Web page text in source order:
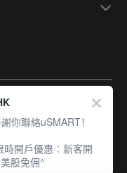
你聯絡uSMART！
時開戶優惠︰新客開
股免佣^